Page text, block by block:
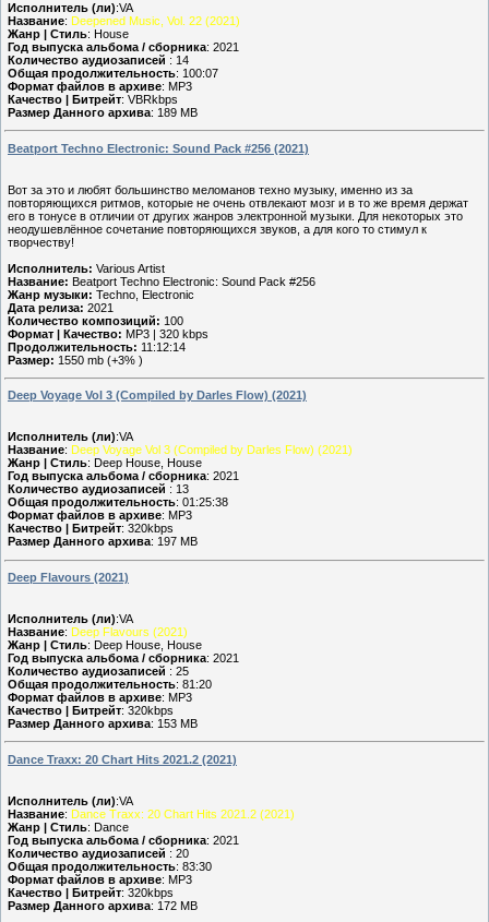
Исполнитель (ли):VA
Название: Deepened Music, Vol. 22 (2021)
Жанр | Стиль: House
Год выпуска альбома / сборника: 2021
Количество аудиозаписей : 14
Общая продолжительность: 100:07
Формат файлов в архиве: MP3
Качество | Битрейт: VBRkbps
Размер Данного архива: 189 MB
Beatport Techno Electronic: Sound Pack #256 (2021)
Вот за это и любят большинство меломанов техно музыку, именно из за
повторяющихся ритмов, которые не очень отвлекают мозг и в то же время держат
его в тонусе в отличии от других жанров электронной музыки. Для некоторых это
неодушевлённое сочетание повторяющихся звуков, а для кого то стимул к
творчеству!
Исполнитель: Various Artist
Название: Beatport Techno Electronic: Sound Pack #256
Жанр музыки: Techno, Electronic
Дата релиза: 2021
Количество композиций: 100
Формат | Качество: MP3 | 320 kbps
Продолжительность: 11:12:14
Размер: 1550 mb (+3% )
Deep Voyage Vol 3 (Compiled by Darles Flow) (2021)
Исполнитель (ли):VA
Название: Deep Voyage Vol 3 (Compiled by Darles Flow) (2021)
Жанр | Стиль: Deep House, House
Год выпуска альбома / сборника: 2021
Количество аудиозаписей : 13
Общая продолжительность: 01:25:38
Формат файлов в архиве: MP3
Качество | Битрейт: 320kbps
Размер Данного архива: 197 MB
Deep Flavours (2021)
Исполнитель (ли):VA
Название: Deep Flavours (2021)
Жанр | Стиль: Deep House, House
Год выпуска альбома / сборника: 2021
Количество аудиозаписей : 25
Общая продолжительность: 81:20
Формат файлов в архиве: MP3
Качество | Битрейт: 320kbps
Размер Данного архива: 153 MB
Dance Traxx: 20 Chart Hits 2021.2 (2021)
Исполнитель (ли):VA
Название: Dance Traxx: 20 Chart Hits 2021.2 (2021)
Жанр | Стиль: Dance
Год выпуска альбома / сборника: 2021
Количество аудиозаписей : 20
Общая продолжительность: 83:30
Формат файлов в архиве: MP3
Качество | Битрейт: 320kbps
Размер Данного архива: 172 MB